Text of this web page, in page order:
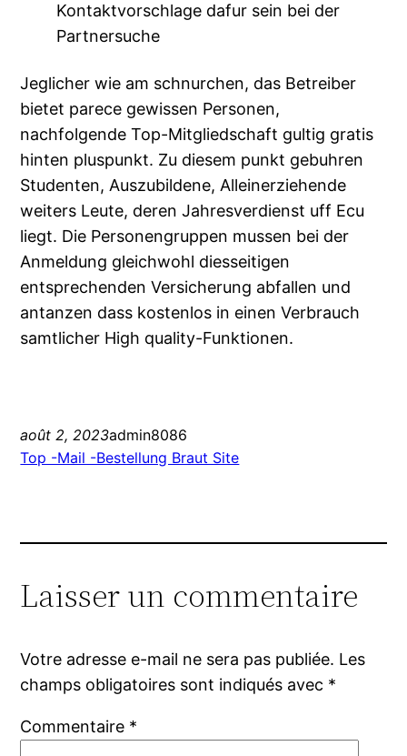
Kontaktvorschlage dafur sein bei der
Partnersuche
Jeglicher wie am schnurchen, das Betreiber
bietet parece gewissen Personen,
nachfolgende Top-Mitgliedschaft gultig gratis
hinten pluspunkt. Zu diesem punkt gebuhren
Studenten, Auszubildene, Alleinerziehende
weiters Leute, deren Jahresverdienst uff Ecu
liegt. Die Personengruppen mussen bei der
Anmeldung gleichwohl diesseitigen
entsprechenden Versicherung abfallen und
antanzen dass kostenlos in einen Verbrauch
samtlicher High quality-Funktionen.
août 2, 2023admin8086
Top -Mail -Bestellung Braut Site
Laisser un commentaire
Votre adresse e-mail ne sera pas publiée. Les
champs obligatoires sont indiqués avec *
Commentaire *